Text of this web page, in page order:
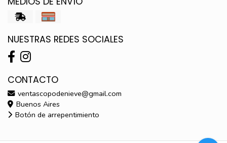
NUESTRAS REDES SOCIALES
CONTACTO
ventascopodenieve@gmail.com
Buenos Aires
Botón de arrepentimiento